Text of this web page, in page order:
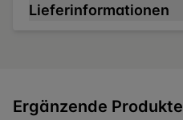
Lieferinformationen
Ergänzende Produkte